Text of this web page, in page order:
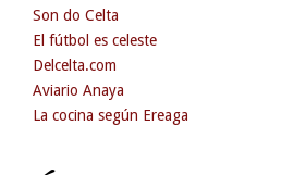
Son do Celta
El fútbol es celeste
Delcelta.com
Aviario Anaya
La cocina según Ereaga